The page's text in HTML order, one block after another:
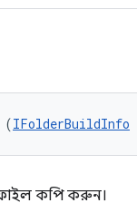
(IFolderBuildInfo
কপি করুন।